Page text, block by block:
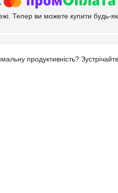
Тепер ви можете купити будь-
продуктивність?